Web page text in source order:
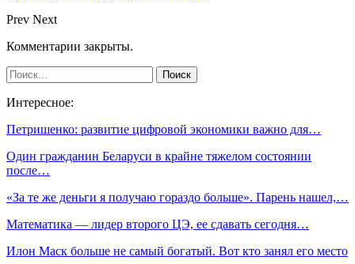
Prev Next
Комментарии закрыты.
Интересное:
Петришенко: развитие цифровой экономики важно для…
Один гражданин Беларуси в крайне тяжелом состоянии
после…
«За те же деньги я получаю гораздо больше». Парень нашел,…
Математика — лидер второго ЦЭ, ее сдавать сегодня…
Илон Маск больше не самый богатый. Вот кто занял его место